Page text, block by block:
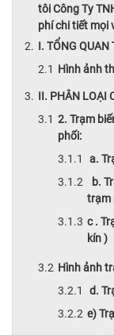
tôi Công Ty
phí chi tiết mọi
I. TỔNG QUAN
Hình ảnh
II. PHÂN LOẠI
2. Trạm
phối:
a.
b.
trạm
c .
kín )
Hình ảnh
d.
e)